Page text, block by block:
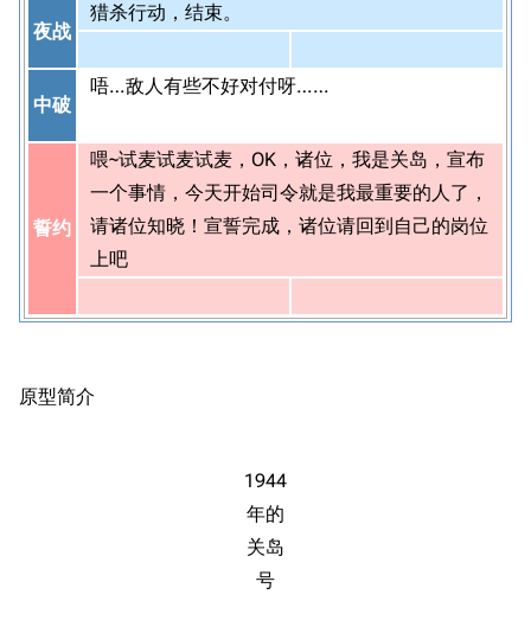
夜战
猎杀行动，结束。
中破
唔…敌人有些不好对付呀……
誓约
喂~试麦试麦试麦，OK，诸位，我是关岛，宣布
一个事情，今天开始司令就是我最重要的人了，
请诸位知晓！宣誓完成，诸位请回到自己的岗位
上吧
原型简介
1944
年的
关岛
号